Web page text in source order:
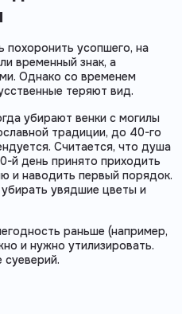
похоронить усопшего, на
временный знак, а
Однако со временем
теряют вид.
убирают венки с могилы
традиции, до 40-го
Считается, что душа
й день принято приходить
и наводить первый порядок.
увядшие цветы и
раньше (например,
и нужно утилизировать.